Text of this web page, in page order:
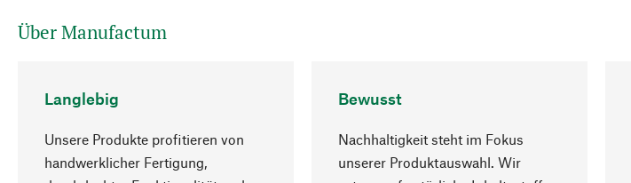
Über Manufactum
Langlebig
Unsere Produkte profitieren von
handwerklicher Fertigung,
Bewusst
Nachhaltigkeit steht im Fokus
unserer Produktauswahl. Wir